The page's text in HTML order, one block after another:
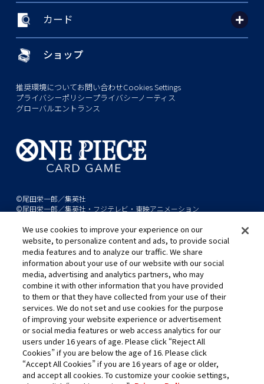
カード
ショップ
推奨環境についてお問い合わせCookies Settings
プライバシーポリシープライバシーノーティス
グローバルエントランス
©尾田栄一郎／集英社
©尾田栄一郎／集英社・フジテレビ・東映アニメーション
このwebサイトに記載されているすべての画像・テキスト・データの無
断転用、転載をお断りします。
開発中につき、本サイトで使用している画像と実際の商品とは異なる場
合があります。
※AppleとAppleのロゴは、米国およびその他の国で登録されたApple
Inc.の商標です。
※Google Play および Google Play ロゴは、Google LLC の商標です。
キャリア採用
We use cookies to improve your experience on our
website, to personalize content and ads, to provide social
media features and to analyze our traffic. We share
information about your use of our website with our social
media, advertising and analytics partners, who may
combine it with other information that you have provided
to them or that they have collected from your use of their
services. We do not set and use cookies for the purpose
of improving your website experience or advertisement
or social media features or web access analytics for our
users under 16 years of age. Please click “Reject All
Cookies” if you are below the age of 16. Please click
“Accept All Cookies” if you are 16 years of age or older,
and accept all cookies. To customize your cookie settings,